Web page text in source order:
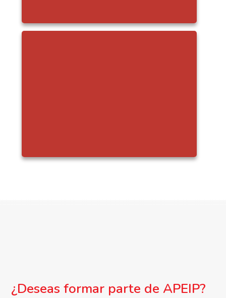
¿Deseas formar parte de APEIP?